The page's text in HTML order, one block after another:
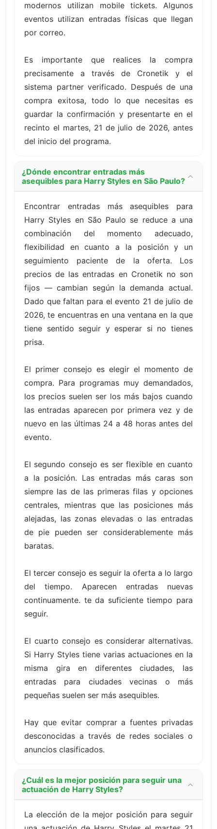
modernos utilizan mobile tickets. Algunos
eventos utilizan entradas físicas que llegan
por correo.
Es importante que realices la compra
precisamente a través de Cronetik y el
sistema partner verificado. Después de una
compra exitosa, todo lo que necesitas es
guardar la confirmación y presentarte en el
recinto el martes, 21 de julio de 2026, antes
del inicio del programa.
¿Dónde encontrar entradas más
asequibles para Harry Styles en São Paulo?
Encontrar entradas más asequibles para
Harry Styles en São Paulo se reduce a una
combinación del momento adecuado,
flexibilidad en cuanto a la posición y un
seguimiento paciente de la oferta. Los
precios de las entradas en Cronetik no son
fijos — cambian según la demanda actual.
Dado que faltan para el evento 21 de julio de
2026, te encuentras en una ventana en la que
tiene sentido seguir y esperar si no tienes
prisa.
El primer consejo es elegir el momento de
compra. Para programas muy demandados,
los precios suelen ser los más bajos cuando
las entradas aparecen por primera vez y de
nuevo en las últimas 24 a 48 horas antes del
evento.
El segundo consejo es ser flexible en cuanto
a la posición. Las entradas más caras son
siempre las de las primeras filas y opciones
centrales, mientras que las posiciones más
alejadas, las zonas elevadas o las entradas
de pie pueden ser considerablemente más
baratas.
El tercer consejo es seguir la oferta a lo largo
del tiempo. Aparecen entradas nuevas
continuamente. te da suficiente tiempo para
seguir.
El cuarto consejo es considerar alternativas.
Si Harry Styles tiene varias actuaciones en la
misma gira en diferentes ciudades, las
entradas para ciudades vecinas o más
pequeñas suelen ser más asequibles.
Hay que evitar comprar a fuentes privadas
desconocidas a través de redes sociales o
anuncios clasificados.
¿Cuál es la mejor posición para seguir una
actuación de Harry Styles?
La elección de la mejor posición para seguir